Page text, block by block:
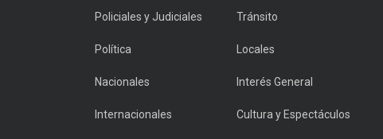
Policiales y Judiciales Tránsito
Política Locales
Nacionales Interés General
Internacionales Cultura y Espectáculos